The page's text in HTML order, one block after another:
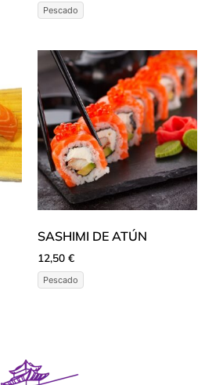
Pescado
SASHIMI DE ATÚN
12,50 €
Pescado